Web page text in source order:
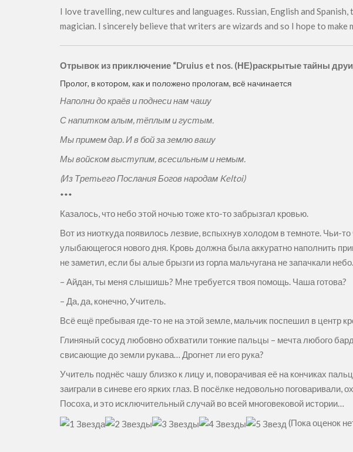
I love travelling, new cultures and languages. Russian, English and
magician. I sincerely believe that writers are wizards and so I hope to make
Отрывок из приключение “Druius et nos. (НЕ)раскрытые тайны
Пролог, в котором, как и положено прологам, всё начинается
Наполни до краёв и поднеси нам чашу
С напитком алым, тёплым и густым.
Мы примем дар. И в бой за землю вашу
Мы войском выступим, всесильным и немым.
(Из Третьего Послания Богов народам Keltoi)
***
Казалось, что небо этой ночью тоже кто-то забрызгал кровью.
Вот из ниоткуда появилось лезвие, вспыхнув холодом в темноте.
улыбающегося нового дня. Кровь должна была аккуратно наполнить
не заметил, если бы алые брызги из горла мальчугана не запачкали небо.
– Айдан, ты меня слышишь? Мне требуется твоя помощь. Чаша готова?
– Да, да, конечно, Учитель.
Всё ещё пребывая где-то не на этой земле, мальчик поспешил в центр
Глиняный сосуд любовно обхватили тонкие пальцы – мечта любого
свисающие до земли рукава… Дрогнет ли его рука?
Учитель поднёс чашу близко к лицу и, поворачивая её на кончиках
заиграли в синеве его ярких глаз. В посёлке недовольно
Посоха, и это исключительный случай во всей многовековой истории…
(Пока оценок